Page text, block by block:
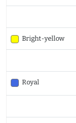
Bright-yellow
Royal